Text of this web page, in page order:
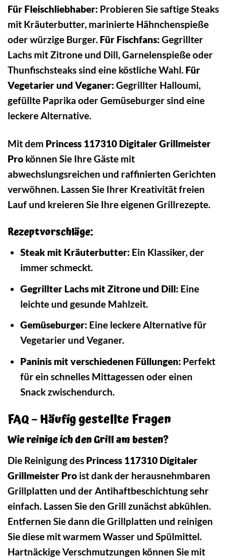
Für Fleischliebhaber: Probieren Sie saftige Steaks
mit Kräuterbutter, marinierte Hähnchenspieße
oder würzige Burger. Für Fischfans:Gegrillter
Lachs mit Zitrone und Dill, Garnelenspieße oder
Thunfischsteaks sind eine köstliche Wahl. Für
Vegetarier und Veganer:Gegrillter Halloumi,
gefüllte Paprika oder Gemüseburger sind eine
leckere Alternative.
Mit dem Princess 117310 Digitaler Grillmeister
Pro können Sie Ihre Gäste mit
abwechslungsreichen und raffinierten Gerichten
verwöhnen. Lassen Sie Ihrer Kreativität freien
Lauf und kreieren Sie Ihre eigenen Grillrezepte.
Rezeptvorschläge:
Steak mit Kräuterbutter:Ein Klassiker, der
immer schmeckt.
Gegrillter Lachs mit Zitrone und Dill:Eine
leichte und gesunde Mahlzeit.
Gemüseburger:Eine leckere Alternative für
Vegetarier und Veganer.
Paninis mit verschiedenen Füllungen:Perfekt
für ein schnelles Mittagessen oder einen
Snack zwischendurch.
FAQ – Häufig gestellte Fragen
Wie reinige ich den Grill am besten?
Die Reinigung des Princess 117310 Digitaler
Grillmeister Pro ist dank der herausnehmbaren
Grillplatten und der Antihaftbeschichtung sehr
einfach. Lassen Sie den Grill zunächst abkühlen.
Entfernen Sie dann die Grillplatten und reinigen
Sie diese mit warmem Wasser und Spülmittel.
Hartnäckige Verschmutzungen können Sie mit